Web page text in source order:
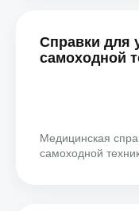
Справки для
самоходной
Медицинская
самоходной